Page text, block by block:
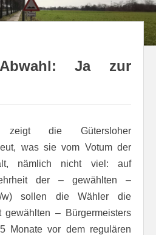
Ja zur
zeigt die Gütersloher
was sie vom Votum der
nämlich nicht viel: auf
der – gewählten –
w) sollen die Wähler die
– Bürgermeisters
Monate vor dem regulären